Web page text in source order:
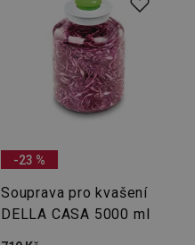
-23 %
Souprava pro kvašení
DELLA CASA 5000 ml